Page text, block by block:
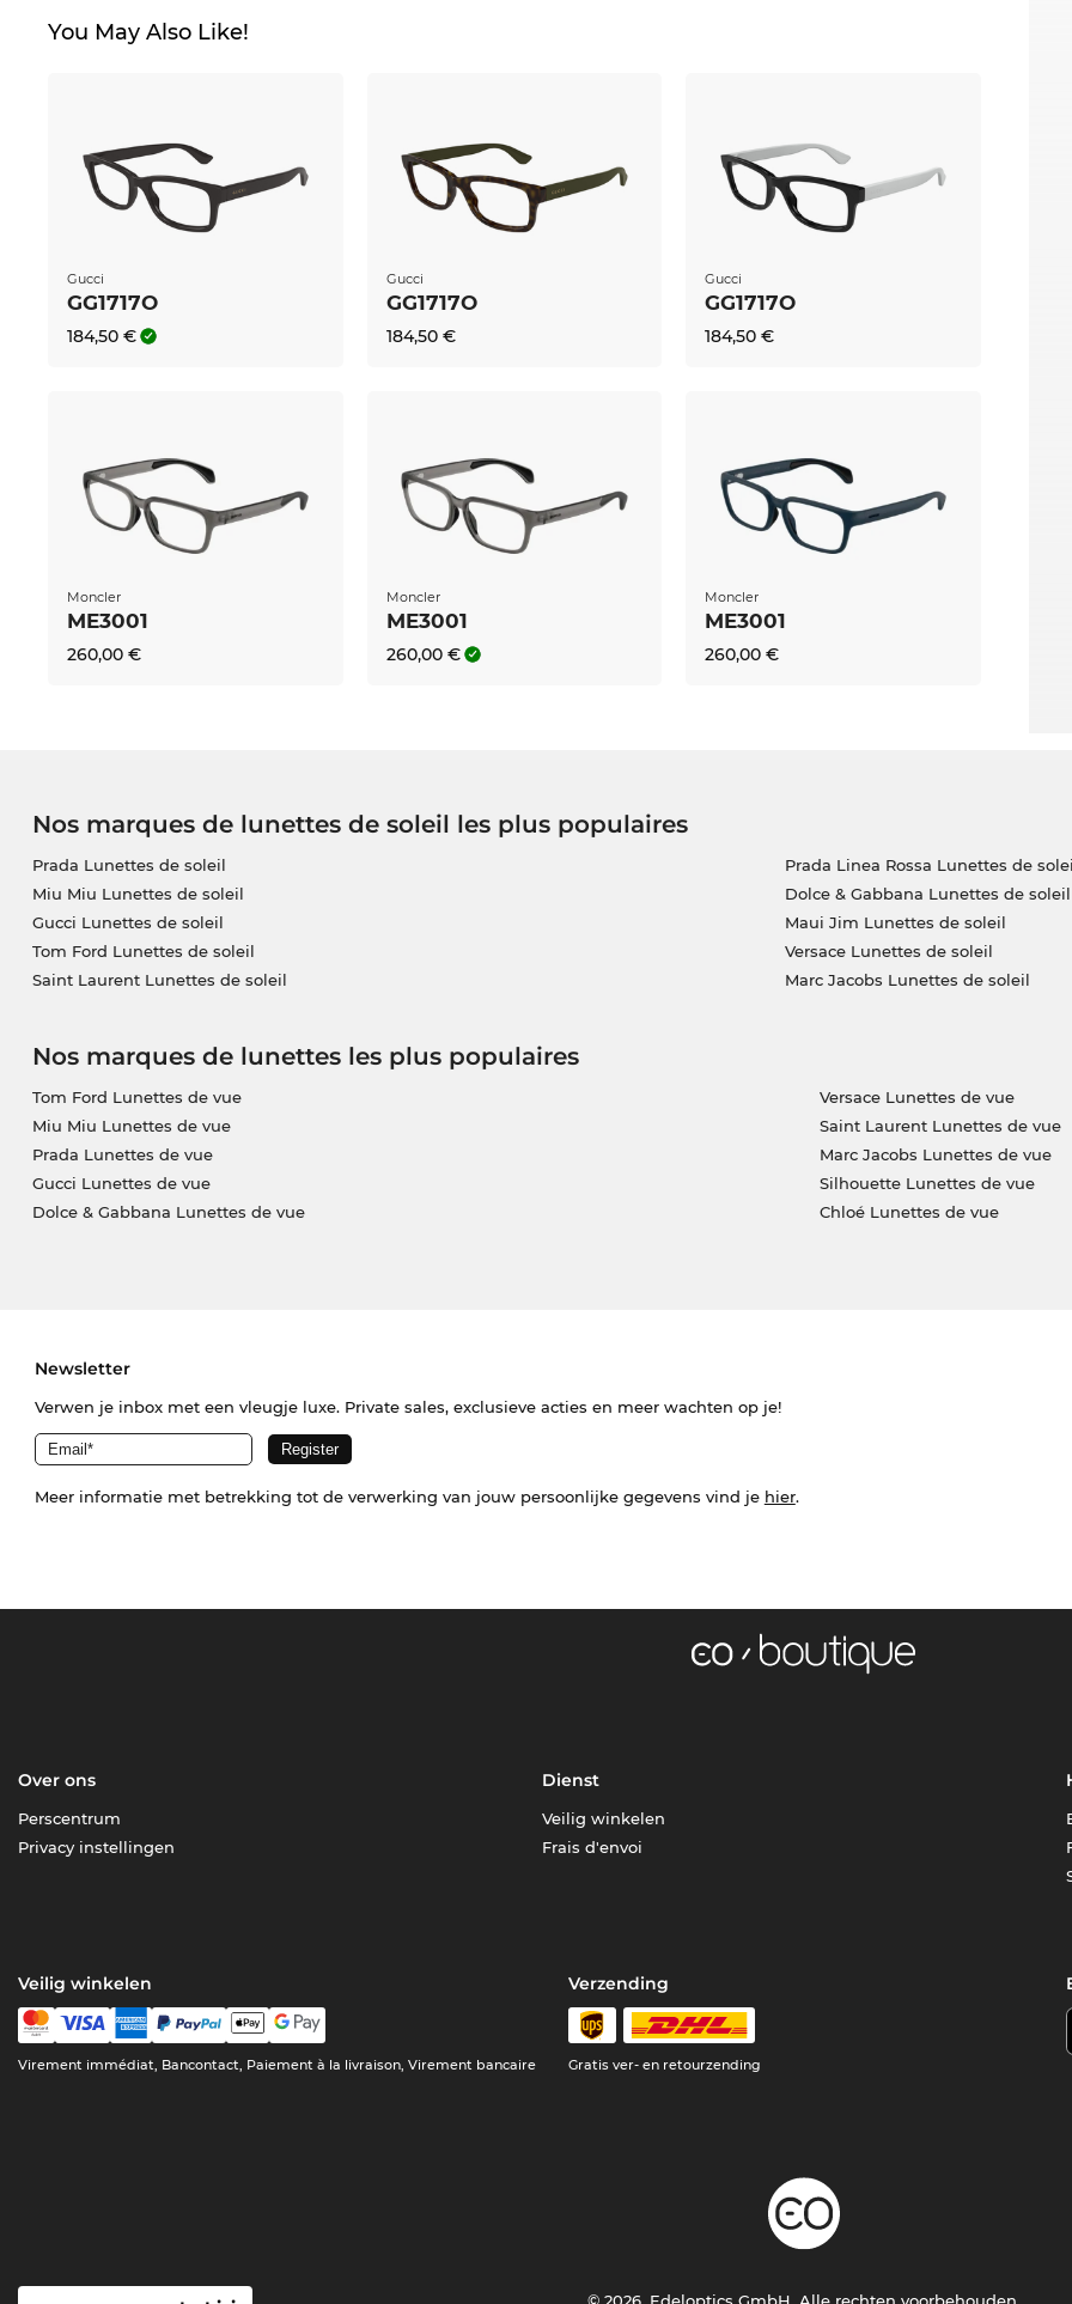
confort de portage. Le GG1584O est très agréable sur le nez et les oreilles.
You May Also Like!
Gucci
GG1717O
184,50 €
Gucci
GG1717O
184,50 €
Gucci
GG1717O
184,50 €
Moncler
ME3001
260,00 €
Moncler
ME3001
260,00 €
Moncler
ME3001
260,00 €
Nos marques de lunettes de soleil les plus populaires
Prada Lunettes de soleil
Miu Miu Lunettes de soleil
Gucci Lunettes de soleil
Tom Ford Lunettes de soleil
Saint Laurent Lunettes de soleil
Prada Linea Rossa Lunettes de
Dolce & Gabbana Lunettes de soleil
Maui Jim Lunettes de soleil
Versace Lunettes de soleil
Marc Jacobs Lunettes de soleil
Nos marques de lunettes les plus populaires
Tom Ford Lunettes de vue
Miu Miu Lunettes de vue
Prada Lunettes de vue
Gucci Lunettes de vue
Dolce & Gabbana Lunettes de vue
Versace Lunettes de vue
Saint Laurent Lunettes de vue
Marc Jacobs Lunettes de vue
Silhouette Lunettes de vue
Chloé Lunettes de vue
Newsletter
Verwen je inbox met een vleugje luxe. Private sales, exclusieve acties en meer wachten op je!
Meer informatie met betrekking tot de verwerking van jouw persoonlijke gegevens vind je hier.
Over ons
Perscentrum
Privacy instellingen
Dienst
Veilig winkelen
Frais d'envoi
Veilig winkelen
Virement immédiat, Bancontact, Paiement à la livraison, Virement bancaire
Verzending
Gratis ver- en retourzending